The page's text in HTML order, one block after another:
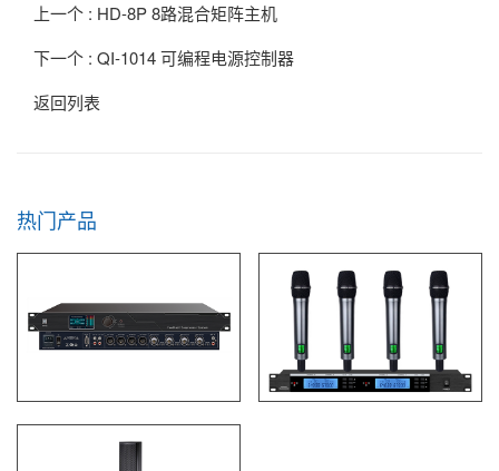
上一个 : HD-8P 8路混合矩阵主机
下一个 : QI-1014 可编程电源控制器
返回列表
热门产品